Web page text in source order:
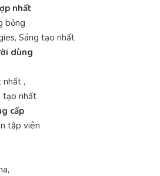
nhất
bỏng
Sáng tạo nhất
dùng
nhất ,
tạo nhất
cấp
tập viên